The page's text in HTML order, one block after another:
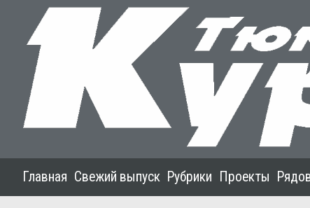
Главная Свежий выпуск Рубрики Проекты